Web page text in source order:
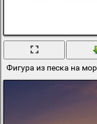
Фигура из песка на